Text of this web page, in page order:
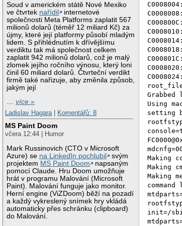
Soud v americkém státě Nové Mexiko
ve čtvrtek nařídil
internetové
společnosti Meta Platforms zaplatit 567
milionů dolarů (téměř 12 miliard Kč) za
újmy, které její platformy působí mladým
lidem. S přihlédnutím k dřívějšímu
verdiktu tak má společnost celkem
zaplatit 942 milionů dolarů, což je malý
zlomek jejího ročního výnosu, který loni
činil 60 miliard dolarů. Čtvrteční verdikt
firmě také nařizuje, aby změnila způsob,
jakým její
…více »
Ladislav Hagara
Komentářů: 8
MS Paint Doom
včera 12:44 | Humor
Mark Russinovich (CTO v Microsoft
Azure) se na LinkedIn pochlubil
svým
projektem MS Paint Doom
napsaným
pomocí Claude. Hru Doom umožňuje
hrát v programu Malování (Microsoft
Paint). Malování funguje jako monitor.
Herní engine (ViZDoom) běží na pozadí
a každý vykreslený snímek hry vkládá
automaticky přes schránku (clipboard)
do Malování.
Grabbed
Using
setting
Making
Making
Making
init=/